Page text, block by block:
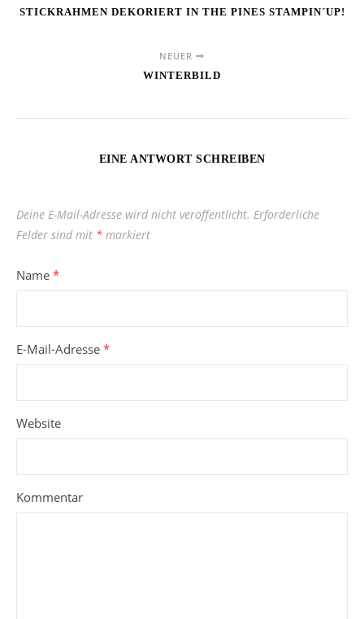
STICKRAHMEN DEKORIERT IN THE PINES STAMPIN´UP!
NEUER
WINTERBILD
EINE ANTWORT SCHREIBEN
Deine E-Mail-Adresse wird nicht veröffentlicht. Erforderliche
Felder sind mit * markiert
Name *
E-Mail-Adresse *
Website
Kommentar